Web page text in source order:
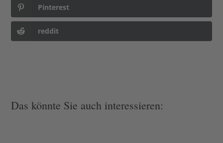
Pinterest
reddit
Das könnte Sie auch interessieren: